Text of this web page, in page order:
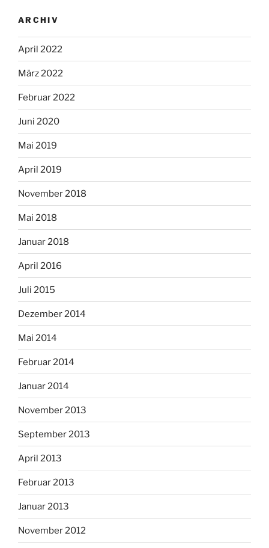
ARCHIV
April 2022
März 2022
Februar 2022
Juni 2020
Mai 2019
April 2019
November 2018
Mai 2018
Januar 2018
April 2016
Juli 2015
Dezember 2014
Mai 2014
Februar 2014
Januar 2014
November 2013
September 2013
April 2013
Februar 2013
Januar 2013
November 2012